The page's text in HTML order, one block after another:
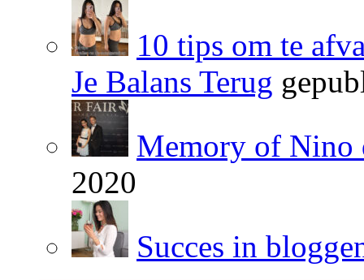
10 tips om te
Je Balans Terug
Memory of Nino
2020
Succes in